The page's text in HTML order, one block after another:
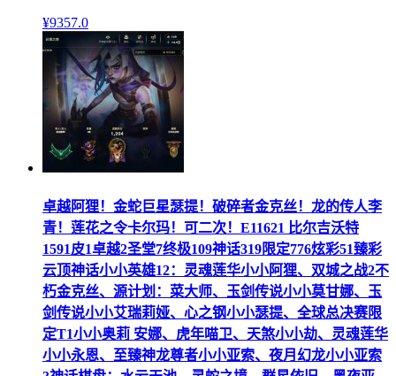
¥9357.0
卓越阿狸！金蛇巨星瑟提！破碎者金克丝！龙的传人李
青！莲花之令卡尔玛！可二次！E11621 比尔吉沃特
1591皮1卓越2圣堂7终极109神话319限定776炫彩51臻彩
云顶神话小小英雄12：灵魂莲华小小阿狸、双城之战2不
朽金克丝、源计划：菜大师、玉剑传说小小莫甘娜、玉
剑传说小小艾瑞莉娅、心之钢小小瑟提、全球总决赛限
定T1小小奥莉 安娜、虎年喵卫、天煞小小劫、灵魂莲华
小小永恩、至臻神龙尊者小小亚索、夜月幻龙小小亚索